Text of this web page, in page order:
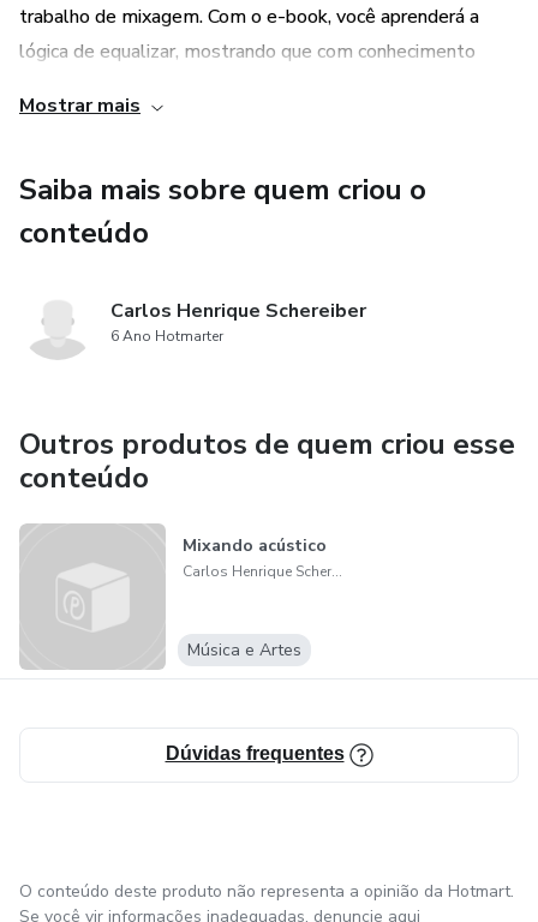
trabalho de mixagem. Com o e-book, você aprenderá a
lógica de equalizar, mostrando que com conhecimento
um equalizador simples e gratuito.
3. Deixe seus beats/instrumentais com aspecto
profissional: Com as técnicas e conceitos ensinados no e-
emocionar o ouvinte ou artista que queira adquirir seu
instrumental.
digital de alta qualidade, você aumenta suas chances de
sucesso como produtor musical. Com o e-book de
mixagem para instrumentais/beats, você terá acesso a
conhecimentos valiosos que irão ajudá-lo a se destacar no
mercado musical.
Mostrar mais
Saiba mais sobre quem criou o
conteúdo
Carlos Henrique Schereiber
6 Ano Hotmarter
Outros produtos de quem criou esse
conteúdo
Mixando acústico
Carlos Henrique Schereiber
Música e Artes
Dúvidas frequentes
O conteúdo deste produto não representa a opinião da Hotmart.
Se você vir informações inadequadas, denuncie aqui